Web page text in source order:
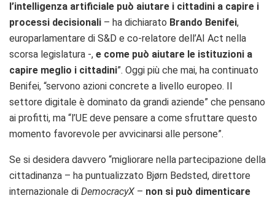
l’intelligenza artificiale può aiutare i cittadini a capire i
processi decisionali – ha dichiarato Brando Benifei,
europarlamentare di S&D e co-relatore dell’AI Act nella
scorsa legislatura -, e come può aiutare le istituzioni a
capire meglio i cittadini”. Oggi più che mai, ha continuato
Benifei, “servono azioni concrete a livello europeo. Il
settore digitale è dominato da grandi aziende” che pensano
ai profitti, ma “l’UE deve pensare a come sfruttare questo
momento favorevole per avvicinarsi alle persone”.
Se si desidera davvero “migliorare nella partecipazione della
cittadinanza – ha puntualizzato Bjørn Bedsted, direttore
internazionale di DemocracyX – non si può dimenticare